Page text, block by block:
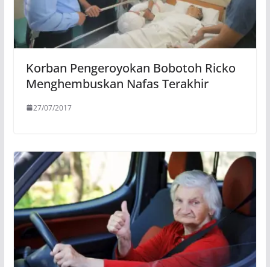
Korban Pengeroyokan Bobotoh Ricko
Menghembuskan Nafas Terakhir
27/07/2017